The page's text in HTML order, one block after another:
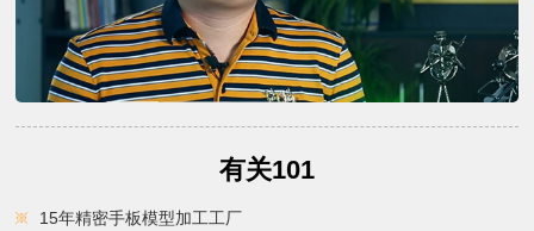
有关101
15年精密手板模型加工工厂